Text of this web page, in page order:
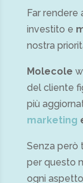
Far
investito e
nostra
Molecole
del cliente
più
marketing
Senza però
per questo
ogni